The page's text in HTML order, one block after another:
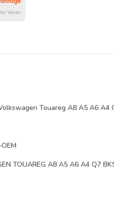
Touareg A8 A5 A6 A4
TOUAREG A8 A5 A6 A4 Q7